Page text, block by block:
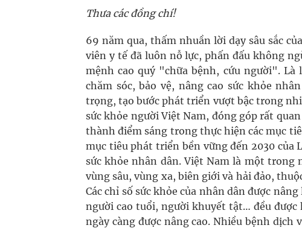
Thưa các đồng chí!
69 năm qua, thấm nhuần lời dạy sâu sắc
viên y tế đã luôn nỗ lực, phấn đấu không
mệnh cao quý "chữa bệnh, cứu người".
chăm sóc, bảo vệ, nâng cao sức khỏe
trọng, tạo bước phát triển vượt bậc trong
sức khỏe người Việt Nam, đóng góp rất
thành điểm sáng trong thực hiện các mục
mục tiêu phát triển bền vững đến 2030 của
sức khỏe nhân dân. Việt Nam là một trong
vùng sâu, vùng xa, biên giới và hải đảo,
Các chỉ số sức khỏe của nhân dân được
người cao tuổi, người khuyết tật… đều được
ngày càng được nâng cao. Nhiều bệnh dịch